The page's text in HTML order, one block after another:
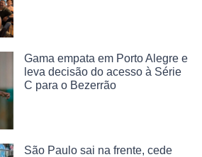
Gama empata em Porto Alegre e
leva decisão do acesso à Série
C para o Bezerrão
São Paulo sai na frente, cede